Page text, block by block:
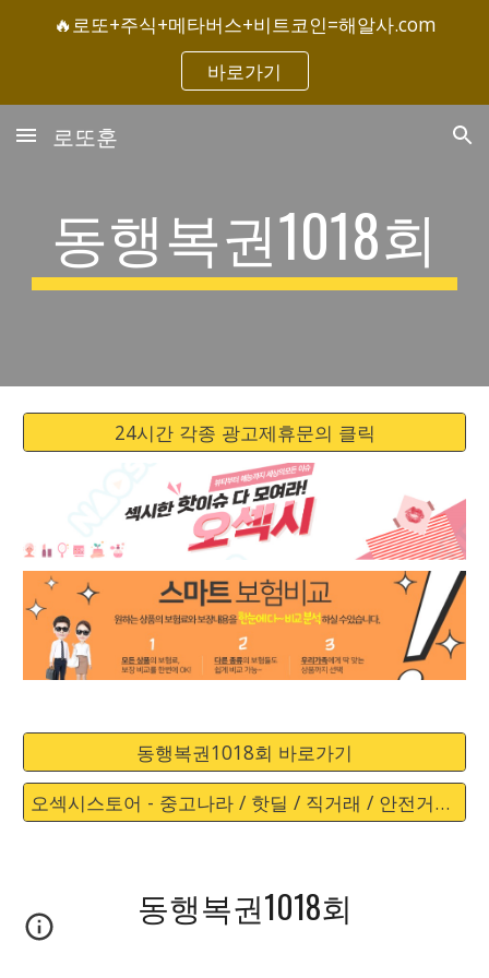
Skip to main content Skip to navigation
🔥로또+주식+메타버스+비트코인=해알사.com
바로가기
로또훈
동행복권1018회
24시간 각종 광고제휴문의 클릭
동행복권1018회 바로가기
오섹시스토어 - 중고나라 / 핫딜 / 직거래 / 안전거래 바로가기
동행복권1018회